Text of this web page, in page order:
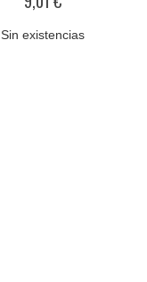
Sin existencias